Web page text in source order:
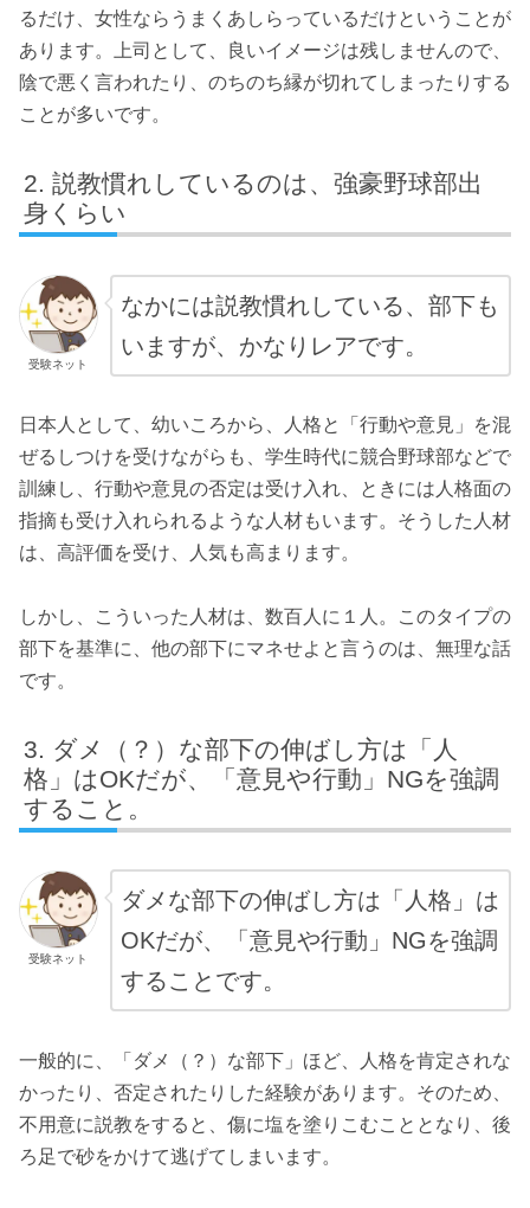
るだけ、女性ならうまくあしらっているだけということが
あります。上司として、良いイメージは残しませんので、
陰で悪く言われたり、のちのち縁が切れてしまったりする
ことが多いです。
説教慣れしているのは、強豪野球部出
身くらい
受験ネット
なかには説教慣れしている、部下も
いますが、かなりレアです。
日本人として、幼いころから、人格と「行動や意見」を混
ぜるしつけを受けながらも、学生時代に競合野球部などで
訓練し、行動や意見の否定は受け入れ、ときには人格面の
指摘も受け入れられるような人材もいます。そうした人材
は、高評価を受け、人気も高まります。
しかし、こういった人材は、数百人に１人。このタイプの
部下を基準に、他の部下にマネせよと言うのは、無理な話
です。
ダメ（？）な部下の伸ばし方は「人
格」はOKだが、「意見や行動」NGを強調
すること。
受験ネット
ダメな部下の伸ばし方は「人格」は
OKだが、「意見や行動」NGを強調
することです。
一般的に、「ダメ（？）な部下」ほど、人格を肯定されな
かったり、否定されたりした経験があります。そのため、
不用意に説教をすると、傷に塩を塗りこむこととなり、後
ろ足で砂をかけて逃げてしまいます。